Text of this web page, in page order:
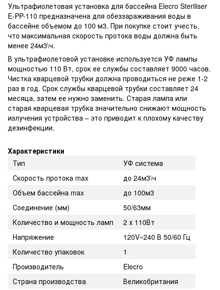
Ультрафиолетовая установка для бассейна Elecro Steriliser
E-PP-110 предназначена для обеззараживания воды в
бассейне объемом до 100 м3. При покупке стоит учесть,
что максимальная скорость протока воды должна быть
менее 24м3\ч.
В ультрафиолетовой установке используется УФ лампы
мощностью 110 Вт, срок ее службы составляет 9000 часов.
Чистка кварцевой трубки должна проводиться не реже 1-2
раз в год. Срок службы кварцевой трубки составляет 24
месяца, затем ее нужно заменить. Старая лампа или
старая кварцевая трубка значительно снижают мощность
излучения устройства – это приводит к плохому качеству
дезинфекции.
Характеристики
Тип
УФ система
Скорость протока max
до 24м3\ч
Объем бассейна max
до 100м3
Соединение (мм)
50/63мм
Количество и мощность ламп
2 х 110Вт
Напряжение
120V~240 В 50/60 Гц
Количество упаковок
1
Производитель
Elecro
Страна производства
Великобритания